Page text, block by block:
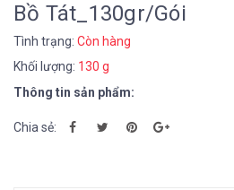
Bồ Tát_130gr/Gói
Tình trạng: Còn hàng
Khối lượng: 130 g
Thông tin sản phẩm:
Chia sẻ: